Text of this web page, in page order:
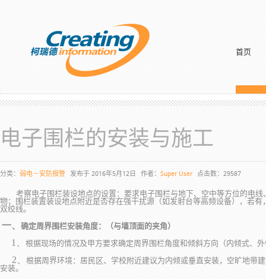
首页
电子围栏的安装与施工
分类： 弱电－安防报警 发布于 2016年5月12日 作者： Super User 点击数：29587
考察电子围栏装设地点的设置：要求电子围栏与地下、空中等方位的电线
物；围栏装置装设地点附近是否存在强干扰源（如发射台等高频设备），若
双绞线。
一、 确定周界围栏安装角度：（与墙顶面的夹角）
1、 根据现场的情况及甲方要求确定周界围栏角度和倾斜方向（内倾式、
2、 根据周界环境：居民区、学校附近建议为内倾或垂直安装，空旷地带
安装。